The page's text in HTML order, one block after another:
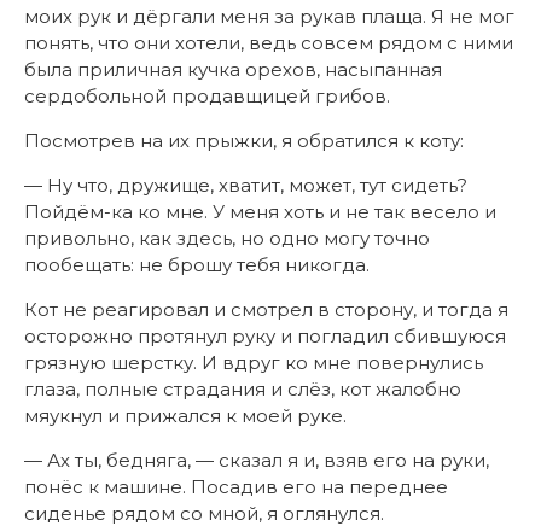
моих рук и дёргали меня за рукав плаща. Я не мог
понять, что они хотели, ведь совсем рядом с ними
была приличная кучка орехов, насыпанная
сердобольной продавщицей грибов.
Посмотрев на их прыжки, я обратился к коту:
— Ну что, дружище, хватит, может, тут сидеть?
Пойдём-ка ко мне. У меня хоть и не так весело и
привольно, как здесь, но одно могу точно
пообещать: не брошу тебя никогда.
Кот не реагировал и смотрел в сторону, и тогда я
осторожно протянул руку и погладил сбившуюся
грязную шерстку. И вдруг ко мне повернулись
глаза, полные страдания и слёз, кот жалобно
мяукнул и прижался к моей руке.
— Ах ты, бедняга, — сказал я и, взяв его на руки,
понёс к машине. Посадив его на переднее
сиденье рядом со мной, я оглянулся.